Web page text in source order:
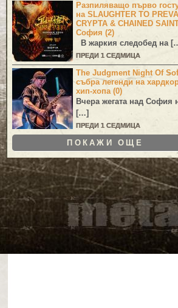
Разпиляващо първо
на SLAUGHTER TO
CRYPTA & CHAINED
София (2)
В жаркия следобед на
ПРЕДИ 1 СЕДМИЦА
The Judgment Night Of
събра легенди на
хип-хопа (0)
Вчера жегата над София
[…]
ПРЕДИ 1 СЕДМИЦА
ПОКАЖИ ОЩЕ